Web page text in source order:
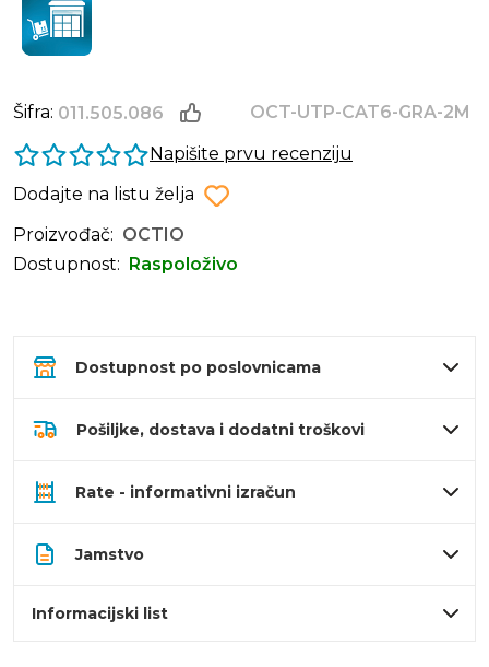
Šifra: 011.505.086
OCT-UTP-CAT6-GRA-2M
Napišite prvu recenziju
Dodajte na listu želja
Proizvođač: OCTIO
Dostupnost:
Raspoloživo
Dostupnost po poslovnicama
Pošiljke, dostava i dodatni troškovi
Rate - informativni izračun
Jamstvo
Informacijski list